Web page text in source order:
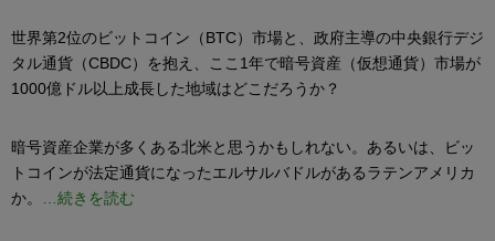
世界第2位のビットコイン（BTC）市場と、政府主導の中央銀行デジ
タル通貨（CBDC）を抱え、ここ1年で暗号資産（仮想通貨）市場が
1000億ドル以上成長した地域はどこだろうか？
暗号資産企業が多くある北米と思うかもしれない。あるいは、ビッ
トコインが法定通貨になったエルサルバドルがあるラテンアメリカ
か。
…続きを読む